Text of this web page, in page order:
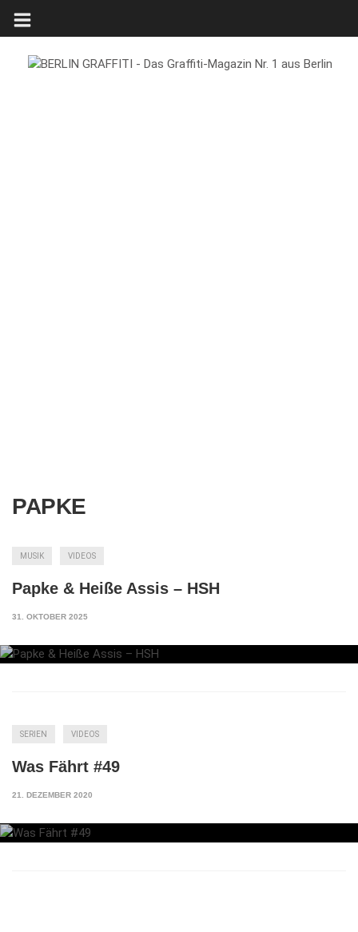
PAPKE
MUSIK VIDEOS
Papke & Heiße Assis – HSH
31. OKTOBER 2025
SERIEN VIDEOS
Was Fährt #49
21. DEZEMBER 2020